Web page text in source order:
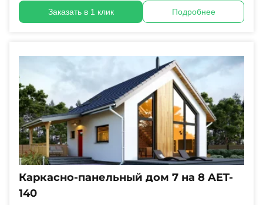
Заказать в 1 клик Подробнее
Каркасно-панельный дом 7 на 8 AET-
140